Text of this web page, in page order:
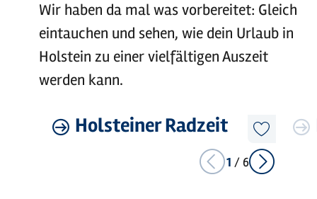
Wir haben da mal was vorbereitet: Gleich
eintauchen und sehen, wie dein Urlaub in
Holstein zu einer vielfältigen Auszeit
werden kann.
Diesen
Artikel
merken
Holsteiner Radzeit
Mehr
erfahren
Mehr
1 /6